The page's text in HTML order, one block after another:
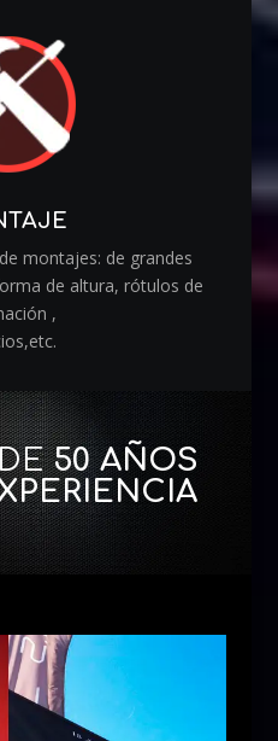
montajes: de grandes
de altura, rótulos de
,
50 AÑOS